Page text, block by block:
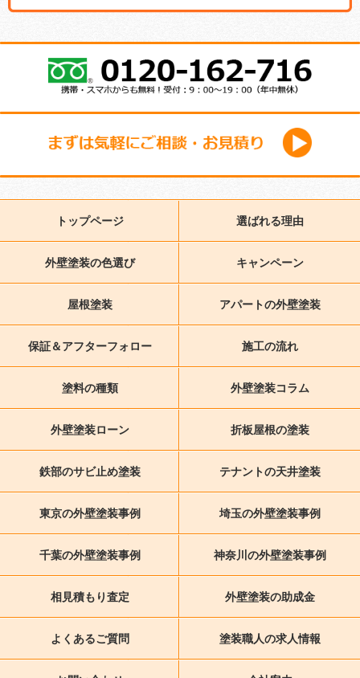
トップページ 選ばれる理由
外壁塗装の色選び キャンペーン
屋根塗装 アパートの外壁塗装
保証＆アフターフォロー 施工の流れ
塗料の種類 外壁塗装コラム
外壁塗装ローン 折板屋根の塗装
鉄部のサビ止め塗装 テナントの天井塗装
東京の外壁塗装事例 埼玉の外壁塗装事例
千葉の外壁塗装事例 神奈川の外壁塗装事例
相見積もり査定 外壁塗装の助成金
よくあるご質問 塗装職人の求人情報